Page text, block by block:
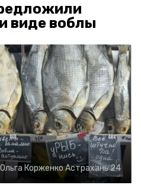
виде воблы
Ольга КорженкоАстрахань 24